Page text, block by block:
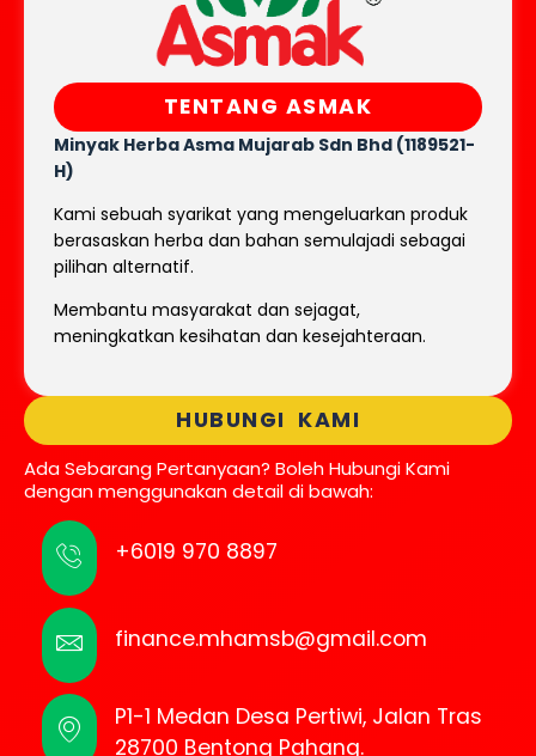
TENTANG ASMAK
Minyak Herba Asma Mujarab Sdn Bhd (1189521-
H)
Kami sebuah syarikat yang mengeluarkan produk
berasaskan herba dan bahan semulajadi sebagai
pilihan alternatif.
Membantu masyarakat dan sejagat,
meningkatkan kesihatan dan kesejahteraan.
HUBUNGI KAMI
Ada Sebarang Pertanyaan? Boleh Hubungi Kami
dengan menggunakan detail di bawah:
+6019 970 8897
finance.mhamsb@gmail.com
P1-1 Medan Desa Pertiwi, Jalan Tras
28700 Bentong Pahang.